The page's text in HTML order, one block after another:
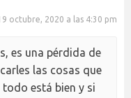
octubre, 2020 a las 4:30 pm
es una pérdida de
las cosas que
todo está bien y si